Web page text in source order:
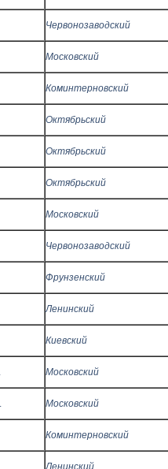
Червонозаводский
Московский
Коминтерновский
Октябрьский
Октябрьский
Октябрьский
Московский
Червонозаводский
Фрунзенский
Ленинский
Киевский
Московский
Московский
Коминтерновский
Ленинский